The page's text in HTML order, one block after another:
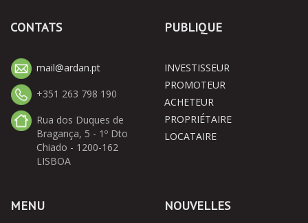
CONTATS
mail@ardan.pt
+351 263 798 190
Rua dos Duques de
Bragança, 5 - 1º Dto
Chiado - 1200-162
LISBOA
PUBLIQUE
INVESTISSEUR
PROMOTEUR
ACHETEUR
PROPRIÉTAIRE
LOCATAIRE
MENU NOUVELLES